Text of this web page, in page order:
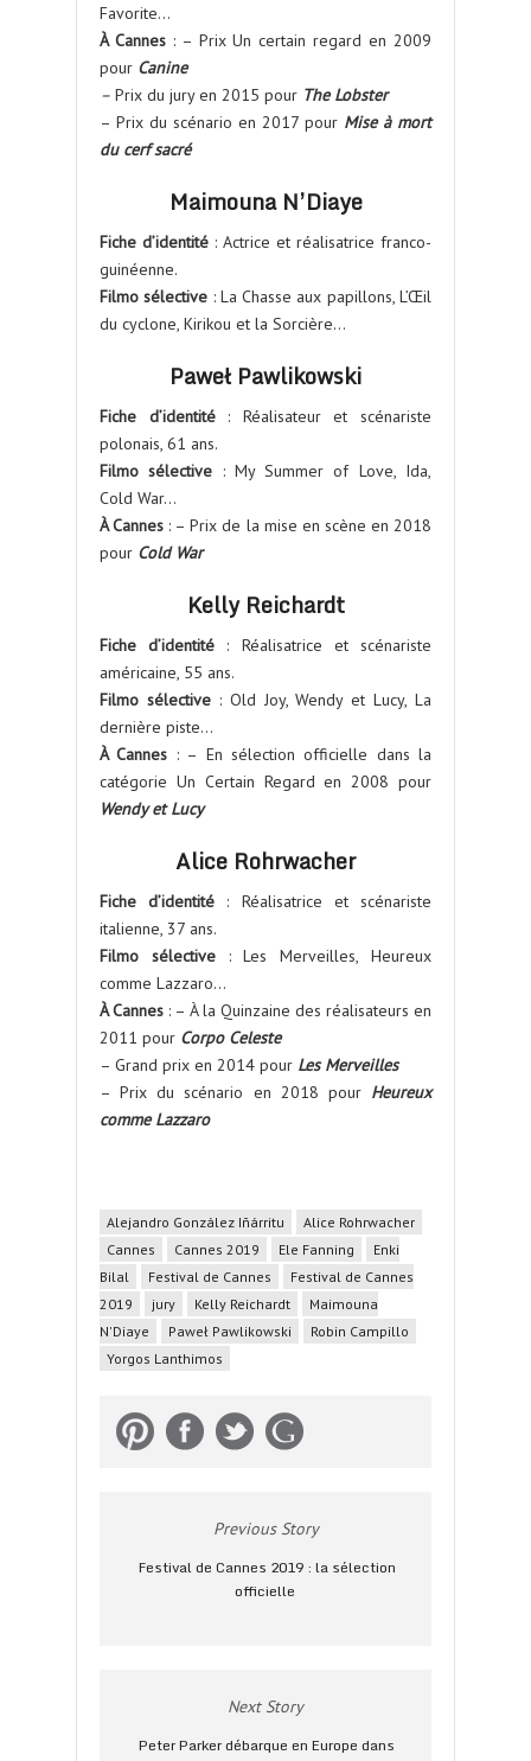
Favorite…
À Cannes: – Prix Un certain regard en 2009
pour Canine
– Prix du jury en 2015 pour The Lobster
– Prix du scénario en 2017 pour Mise à mort
du cerf sacré
Maimouna N’Diaye
Fiche d’identité : Actrice et réalisatrice franco-
guinéenne.
Filmo sélective : La Chasse aux papillons, L’Œil
du cyclone, Kirikou et la Sorcière…
Paweł Pawlikowski
Fiche d’identité: Réalisateur et scénariste
polonais, 61 ans.
Filmo sélective : My Summer of Love, Ida,
Cold War…
À Cannes : – Prix de la mise en scène en 2018
pour Cold War
Kelly Reichardt
Fiche d’identité : Réalisatrice et scénariste
américaine, 55 ans.
Filmo sélective: Old Joy, Wendy et Lucy, La
dernière piste…
À Cannes : – En sélection officielle dans la
catégorie Un Certain Regard en 2008 pour
Wendy et Lucy
Alice Rohrwacher
Fiche d’identité : Réalisatrice et scénariste
italienne, 37 ans.
Filmo sélective: Les Merveilles, Heureux
comme Lazzaro…
À Cannes : – À la Quinzaine des réalisateurs en
2011 pour Corpo Celeste
– Grand prix en 2014 pour Les Merveilles
– Prix du scénario en 2018 pour Heureux
comme Lazzaro
Alejandro González Iñárritu
Alice Rohrwacher
Cannes
Cannes 2019 Ele Fanning
Enki
Bilal
Festival de Cannes
Festival de Cannes
2019
jury Kelly Reichardt
Maimouna
N'Diaye
Paweł Pawlikowski
Robin Campillo
Yorgos Lanthimos
Previous Story
Festival de Cannes 2019 : la sélection
officielle
Next Story
Peter Parker débarque en Europe dans